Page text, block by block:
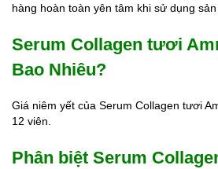
hàng hoàn toàn yên tâm khi sử dụng sản
Serum Collagen tươi
Bao Nhiêu?
Giá niêm yết của Serum Collagen tươi
12 viên.
Phân biệt Serum